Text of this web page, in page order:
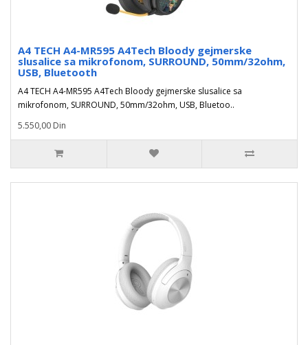
A4 TECH A4-MR595 A4Tech Bloody gejmerske
slusalice sa mikrofonom, SURROUND, 50mm/32ohm,
USB, Bluetooth
A4 TECH A4-MR595 A4Tech Bloody gejmerske slusalice sa
mikrofonom, SURROUND, 50mm/32ohm, USB, Bluetoo..
5.550,00 Din